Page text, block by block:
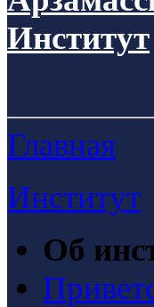
Институт
Главная
Институт
Об